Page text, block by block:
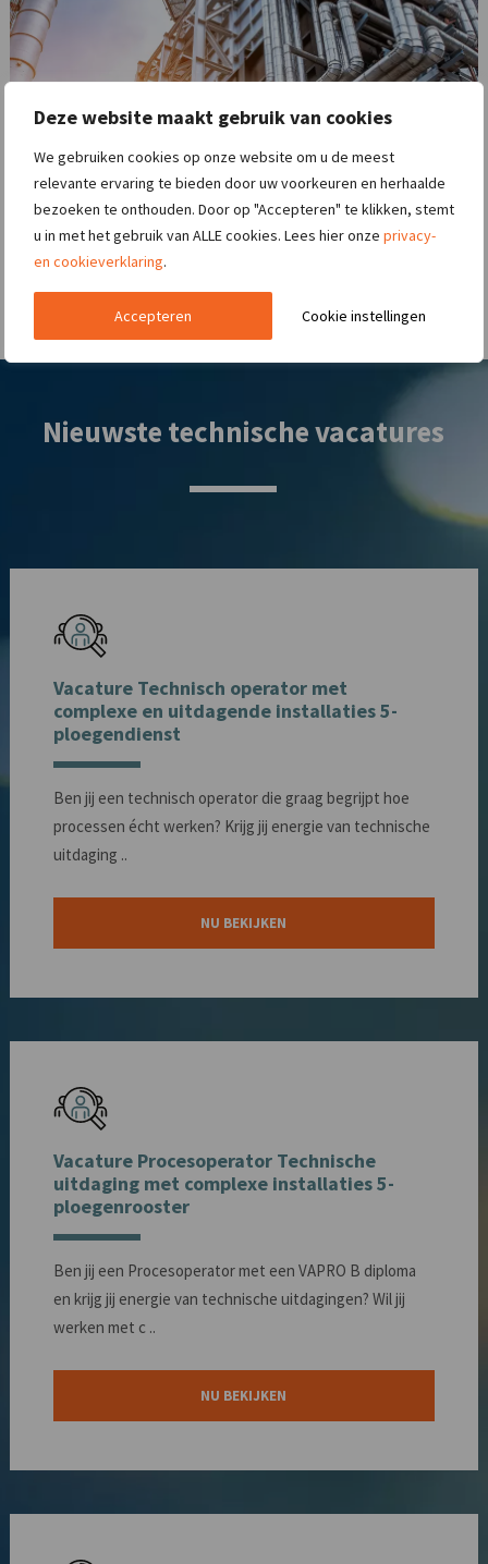
Deze website maakt gebruik van cookies
We gebruiken cookies op onze website om u de meest
relevante ervaring te bieden door uw voorkeuren en herhaalde
bezoeken te onthouden. Door op "Accepteren" te klikken, stemt
u in met het gebruik van ALLE cookies. Lees hier onze privacy-
en cookieverklaring.
Cookie instellingen
Accepteren
Nieuwste technische vacatures
Vacature Technisch operator met
complexe en uitdagende installaties 5-
ploegendienst
Ben jij een technisch operator die graag begrijpt hoe
processen écht werken? Krijg jij energie van technische
uitdaging ..
NU BEKIJKEN
Vacature Procesoperator Technische
uitdaging met complexe installaties 5-
ploegenrooster
Ben jij een Procesoperator met een VAPRO B diploma
en krijg jij energie van technische uitdagingen? Wil jij
werken met c ..
NU BEKIJKEN